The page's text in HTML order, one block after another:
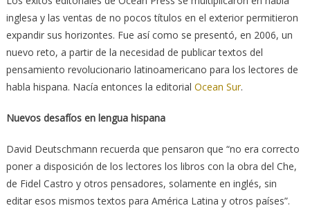
inglesa y las ventas de no pocos títulos en el exterior permitieron
expandir sus horizontes. Fue así como se presentó, en 2006, un
nuevo reto, a partir de la necesidad de publicar textos del
pensamiento revolucionario latinoamericano para los lectores de
habla hispana. Nacía entonces la editorial Ocean Sur.
Nuevos desafíos en lengua hispana
David Deutschmann recuerda que pensaron que “no era correcto
poner a disposición de los lectores los libros con la obra del Che,
de Fidel Castro y otros pensadores, solamente en inglés, sin
editar esos mismos textos para América Latina y otros países”.